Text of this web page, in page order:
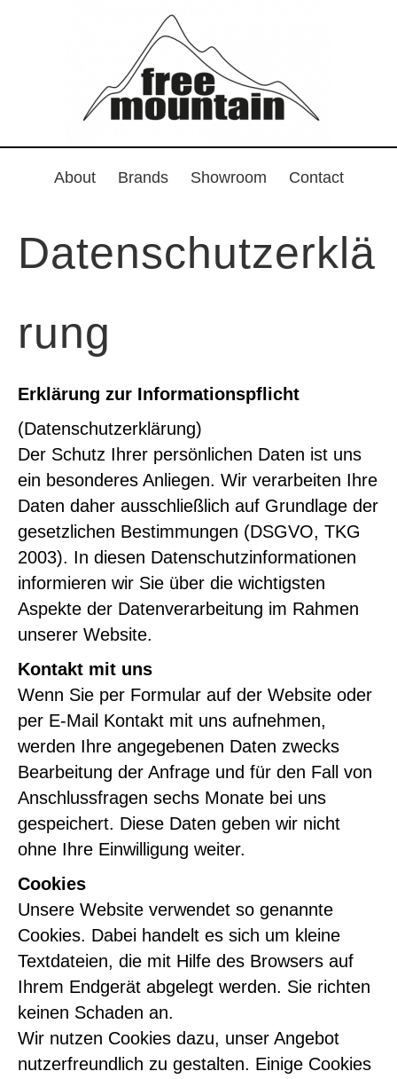
About Brands Showroom Contact
Datenschutzerklä
rung
Erklärung zur Informationspflicht
(Datenschutzerklärung)
Der Schutz Ihrer persönlichen Daten ist uns
ein besonderes Anliegen. Wir verarbeiten Ihre
Daten daher ausschließlich auf Grundlage der
gesetzlichen Bestimmungen (DSGVO, TKG
2003). In diesen Datenschutzinformationen
informieren wir Sie über die wichtigsten
Aspekte der Datenverarbeitung im Rahmen
unserer Website.
Kontakt mit uns
Wenn Sie per Formular auf der Website oder
per E-Mail Kontakt mit uns aufnehmen,
werden Ihre angegebenen Daten zwecks
Bearbeitung der Anfrage und für den Fall von
Anschlussfragen sechs Monate bei uns
gespeichert. Diese Daten geben wir nicht
ohne Ihre Einwilligung weiter.
Cookies
Unsere Website verwendet so genannte
Cookies. Dabei handelt es sich um kleine
Textdateien, die mit Hilfe des Browsers auf
Ihrem Endgerät abgelegt werden. Sie richten
keinen Schaden an.
Wir nutzen Cookies dazu, unser Angebot
nutzerfreundlich zu gestalten. Einige Cookies